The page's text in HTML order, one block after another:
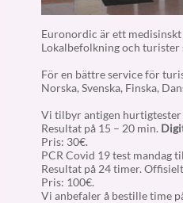
Euronordic är ett
Lokalbefolkning och turister
För en bättre service för
Norska, Svenska, Finska,
Vi tilbyr antigen hurtigtester
Resultat på 15 – 20 min.
Pris: 30€.
PCR Covid 19 test mandag
Resultat på 24 timer.
Pris: 100€.
Vi anbefaler å bestille time